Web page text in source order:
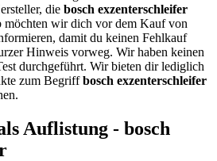
die bosch exzenterschleifer
möchten wir dich vor dem Kauf von
damit du keinen Fehlkauf
Hinweis vorweg. Wir haben keinen
durchgeführt. Wir bieten dir lediglich
zum Begriffbosch exzenterschleifer
Auflistung - bosch